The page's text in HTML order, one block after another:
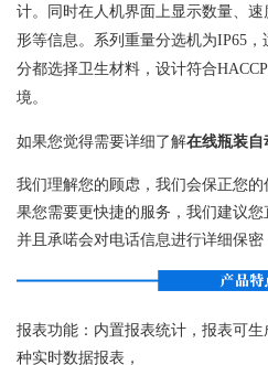
计。同时在人机界面上显示数量、
形等信息。系列重量分选机为IP65
分都选择卫生材料，设计符合
境。
如果您觉得需要详细了解在线瓶装
我们理解您的顾虑，我们会保正您
果您需要更快捷的服务，我们建议您
并且承喏会对电话信息进行详细保密
报表功能：内置报表统计，报表可
种实时数据报表，